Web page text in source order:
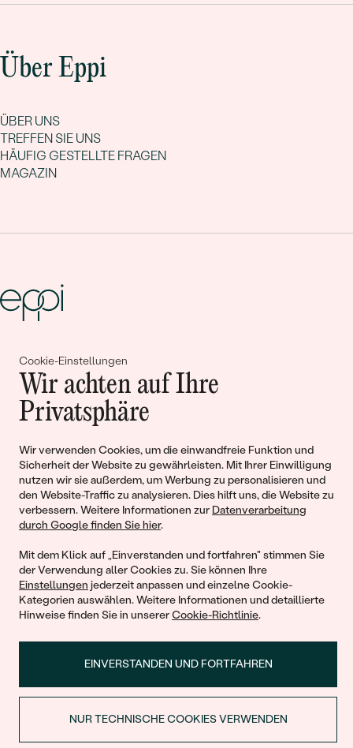
Cookie-Einstellungen
Wir achten auf Ihre
Privatsphäre
Wir verwenden Cookies, um die einwandfreie Funktion und
Sicherheit der Website zu gewährleisten. Mit Ihrer Einwilligung
nutzen wir sie außerdem, um Werbung zu personalisieren und
den Website-Traffic zu analysieren. Dies hilft uns, die Website zu
verbessern. Weitere Informationen zur Datenverarbeitung
durch Google finden Sie hier.
Mit dem Klick auf „Einverstanden und fortfahren" stimmen Sie
der Verwendung aller Cookies zu. Sie können Ihre
Einstellungen jederzeit anpassen und einzelne Cookie-
Kategorien auswählen. Weitere Informationen und detaillierte
Hinweise finden Sie in unsererCookie-Richtlinie.
EINVERSTANDEN UND FORTFAHREN
NUR TECHNISCHE COOKIES VERWENDEN
Über Eppi
ÜBER UNS
TREFFEN SIE UNS
HÄUFIG GESTELLTE FRAGEN
MAGAZIN
Gemeinsam erschaffen wir
Geschichten von Schönheit und
Liebe
Begleiten Sie uns!
© 2011 - 2026, Eppi.de